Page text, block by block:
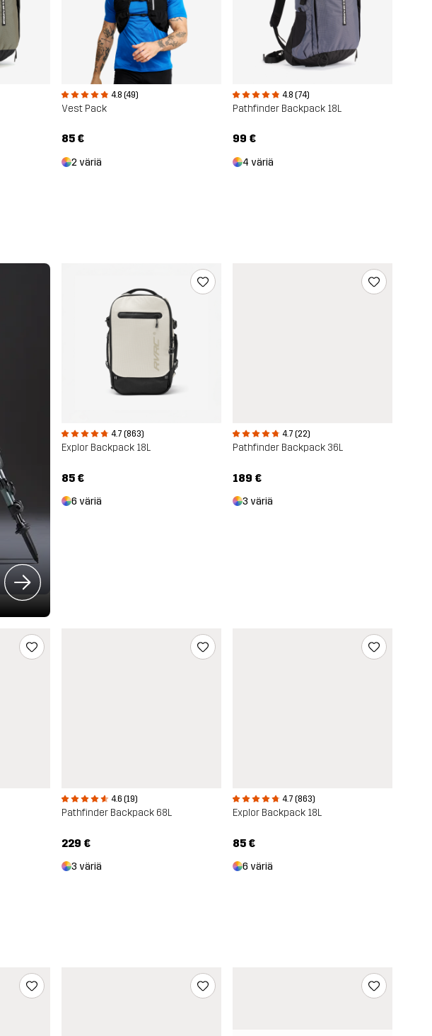
4.8 (49)
Vest Pack
85 €
2 väriä
4.8 (74)
Pathfinder Backpack 18L
99 €
4 väriä
4.7 (863)
Explor Backpack 18L
85 €
6 väriä
4.7 (22)
Pathfinder Backpack 36L
189 €
3 väriä
4.6 (19)
Pathfinder Backpack 68L
229 €
3 väriä
4.7 (863)
Explor Backpack 18L
85 €
6 väriä